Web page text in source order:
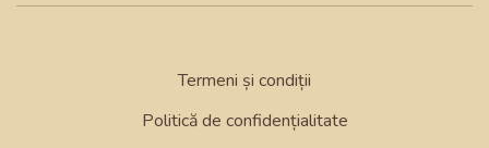
Termeni și condiții
Politică de confidențialitate